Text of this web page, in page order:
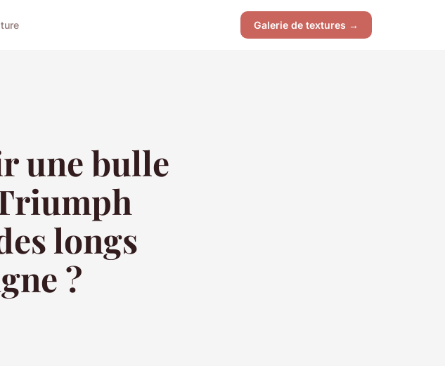
Galerie de textures →
une bulle
longs
?